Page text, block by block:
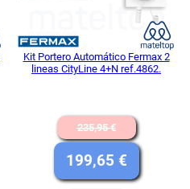
Kit Portero Automático Fermax 2
lineas CityLine 4+N ref.4862.
235,95€
El
precio
original
199,65 €
El
precio